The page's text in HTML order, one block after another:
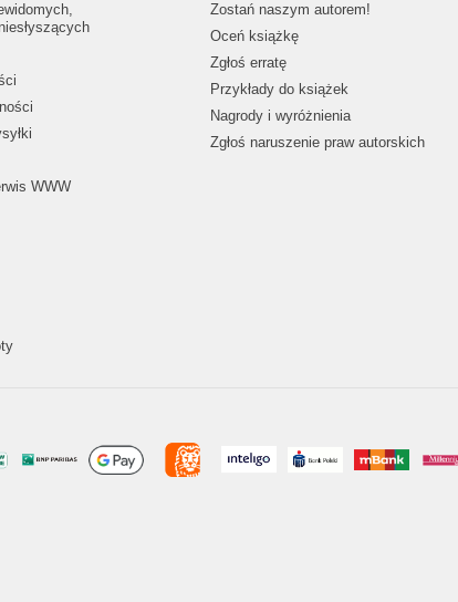
WWW
Zostań naszym autorem!
Oceń książkę
Zgłoś erratę
Przykłady do książek
Nagrody i wyróżnienia
Zgłoś naruszenie praw autorskich